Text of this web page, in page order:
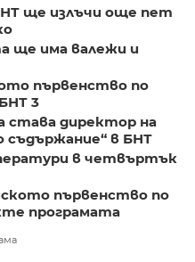
ще излъчи още пет
ще има валежи и
първенство по
3
става директор на
съдържание“ в БНТ
в четвъртък
първенство по
програмата